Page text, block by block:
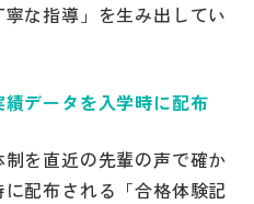
な指導」を生み出してい
データを入学時に配布
を直近の先輩の声で確か
配布される「合格体験記